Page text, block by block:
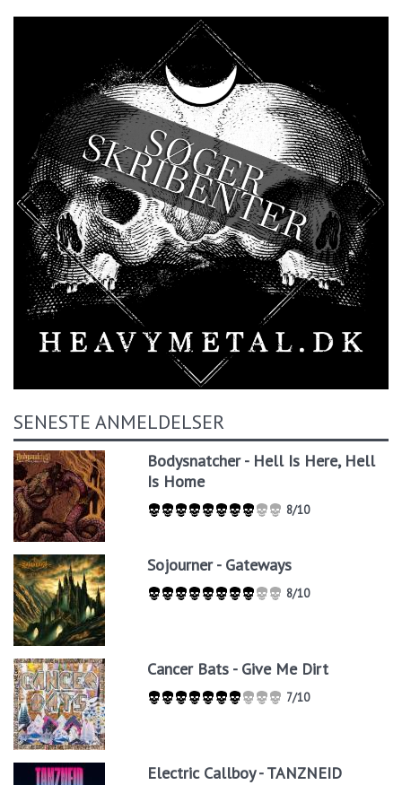
SENESTE ANMELDELSER
Bodysnatcher - Hell Is Here, Hell
Is Home
8/10
Sojourner - Gateways
8/10
Cancer Bats - Give Me Dirt
7/10
Electric Callboy - TANZNEID